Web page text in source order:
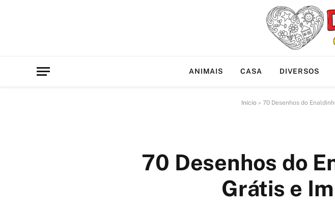
ANIMAIS CASA DIVERSOS
Início » 70 Desenhos do
70 Desenhos do
Grátis e